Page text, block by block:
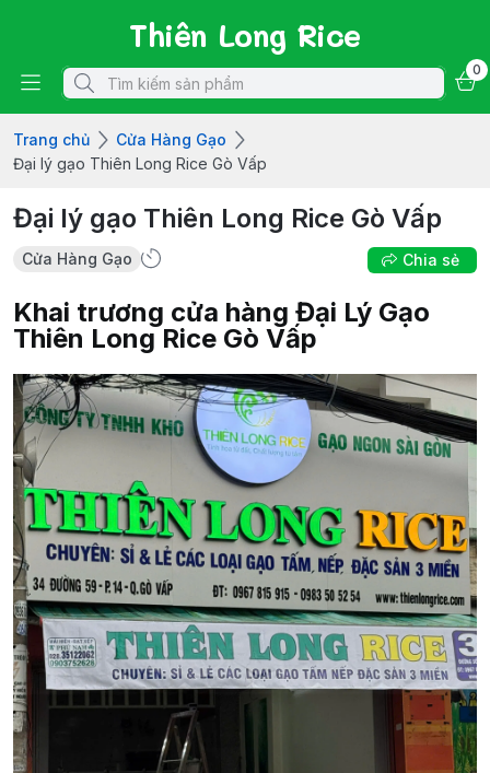
Thiên Long Rice
0
Trang chủ
Cửa Hàng Gạo
Đại lý gạo Thiên Long Rice Gò Vấp
Đại lý gạo Thiên Long Rice Gò Vấp
Cửa Hàng Gạo Chia sẻ
Khai trương cửa hàng Đại Lý Gạo
Thiên Long Rice Gò Vấp